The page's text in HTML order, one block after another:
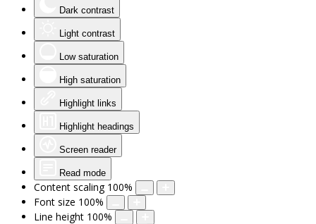
Dark contrast
Light contrast
Low saturation
High saturation
Highlight links
Highlight headings
Screen reader
Read mode
Content scaling 100%
Font size 100%
Line height 100%